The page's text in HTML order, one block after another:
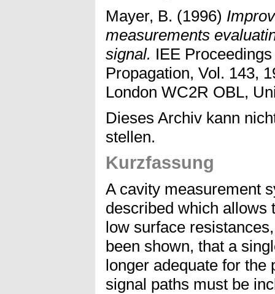
Mayer, B. (1996)
measurements
signal. IEE
Propagation, Vol. 143,
London WC2R OBL,
Dieses Archiv kann
stellen.
Kurzfassung
A cavity measurement
described which allows
low surface
been shown, that a
longer adequate for the
signal paths must be